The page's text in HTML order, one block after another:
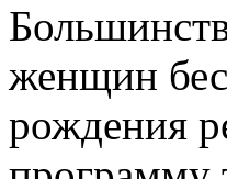
женщин
рождения